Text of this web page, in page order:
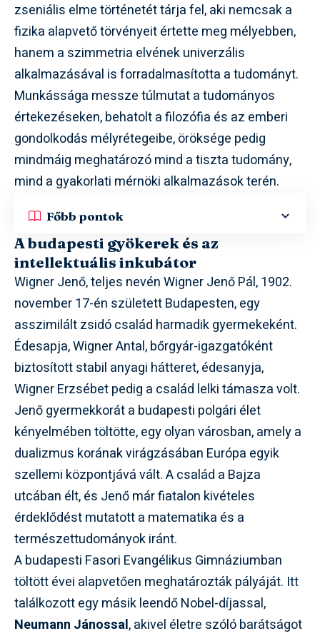
zseniális elme történetét tárja fel, aki nemcsak a
fizika alapvető törvényeit értette meg mélyebben,
hanem a szimmetria elvének univerzális
alkalmazásával is forradalmasította a tudományt.
Munkássága messze túlmutat a tudományos
értekezéseken, behatolt a filozófia és az emberi
gondolkodás mélyrétegeibe, öröksége pedig
mindmáig meghatározó mind a tiszta tudomány,
mind a gyakorlati mérnöki alkalmazások terén.
Főbb pontok
A budapesti gyökerek és az
intellektuális inkubátor
Wigner Jenő, teljes nevén Wigner Jenő Pál, 1902.
november 17-én született Budapesten, egy
asszimilált zsidó család harmadik gyermekeként.
Édesapja, Wigner Antal, bőrgyár-igazgatóként
biztosított stabil anyagi hátteret, édesanyja,
Wigner Erzsébet pedig a család lelki támasza volt.
Jenő gyermekkorát a budapesti polgári élet
kényelmében töltötte, egy olyan városban, amely a
dualizmus korának virágzásában Európa egyik
szellemi központjává vált. A család a Bajza
utcában élt, és Jenő már fiatalon kivételes
érdeklődést mutatott a matematika és a
természettudományok iránt.
A budapesti Fasori Evangélikus Gimnáziumban
töltött évei alapvetően meghatározták pályáját. Itt
találkozott egy másik leendő Nobel-díjassal,
Neumann Jánossal, akivel életre szóló barátságot